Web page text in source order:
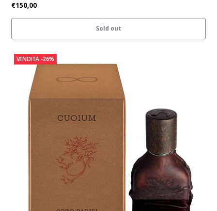
€150,00
Sold out
VENDITA -26%